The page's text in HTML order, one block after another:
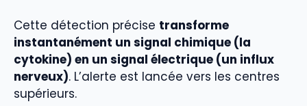
Cette détection précise transforme
instantanément un signal chimique (la
cytokine) en un signal électrique (un influx
nerveux). L’alerte est lancée vers les centres
supérieurs.